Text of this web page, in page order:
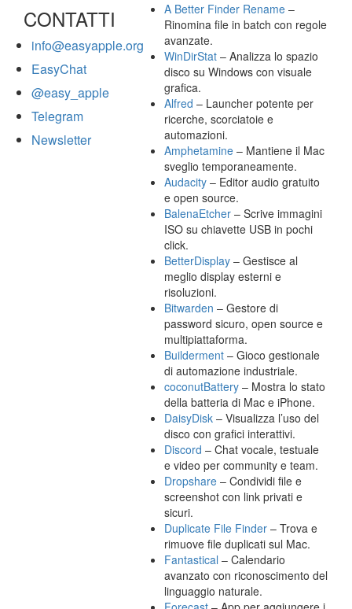
CONTATTI
info@easyapple.org
EasyChat
@easy_apple
Telegram
Newsletter
A Better Finder Rename –
Rinomina file in batch con regole
avanzate.
WinDirStat – Analizza lo spazio
disco su Windows con visuale
grafica.
Alfred – Launcher potente per
ricerche, scorciatoie e
automazioni.
Amphetamine – Mantiene il Mac
sveglio temporaneamente.
Audacity – Editor audio gratuito
e open source.
BalenaEtcher – Scrive immagini
ISO su chiavette USB in pochi
click.
BetterDisplay – Gestisce al
meglio display esterni e
risoluzioni.
Bitwarden – Gestore di
password sicuro, open source e
multipiattaforma.
Builderment – Gioco gestionale
di automazione industriale.
coconutBattery – Mostra lo stato
della batteria di Mac e iPhone.
DaisyDisk – Visualizza l’uso del
disco con grafici interattivi.
Discord – Chat vocale, testuale
e video per community e team.
Dropshare – Condividi file e
screenshot con link privati e
sicuri.
Duplicate File Finder – Trova e
rimuove file duplicati sul Mac.
Fantastical – Calendario
avanzato con riconoscimento del
linguaggio naturale.